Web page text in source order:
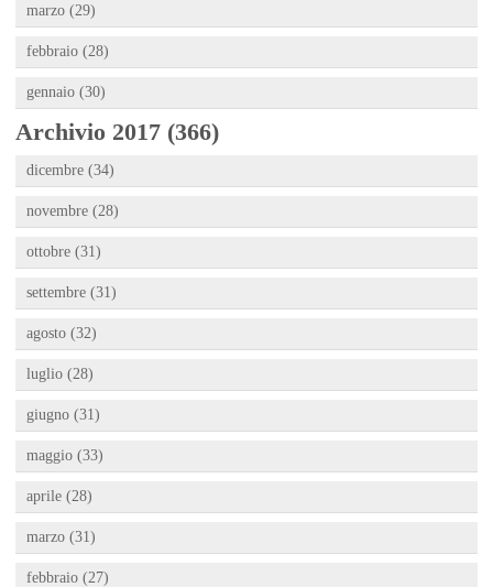
marzo (29)
febbraio (28)
gennaio (30)
Archivio 2017 (366)
dicembre (34)
novembre (28)
ottobre (31)
settembre (31)
agosto (32)
luglio (28)
giugno (31)
maggio (33)
aprile (28)
marzo (31)
febbraio (27)